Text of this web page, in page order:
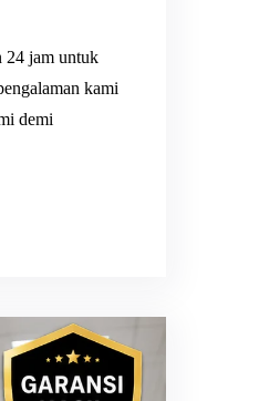
24 jam untuk
kami
demi